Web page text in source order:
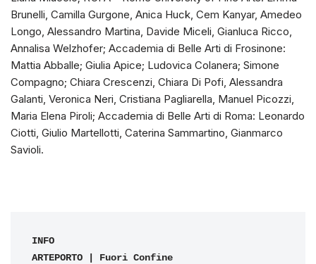
Brunelli, Camilla Gurgone, Anica Huck, Cem Kanyar, Amedeo
Longo, Alessandro Martina, Davide Miceli, Gianluca Ricco,
Annalisa Welzhofer; Accademia di Belle Arti di Frosinone:
Mattia Abballe; Giulia Apice; Ludovica Colanera; Simone
Compagno; Chiara Crescenzi, Chiara Di Pofi, Alessandra
Galanti, Veronica Neri, Cristiana Pagliarella, Manuel Picozzi,
Maria Elena Piroli; Accademia di Belle Arti di Roma: Leonardo
Ciotti, Giulio Martellotti, Caterina Sammartino, Gianmarco
Savioli.
INFO
ARTEPORTO | Fuori Confine